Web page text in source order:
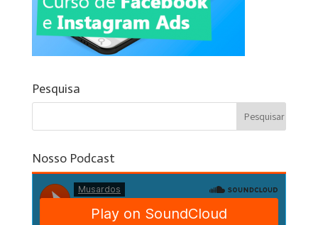
Pesquisa
Nosso Podcast